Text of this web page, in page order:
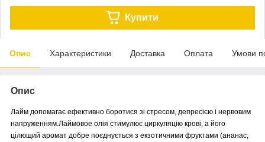
Купити
Опис Характеристики Доставка Оплата Умови
Опис
Лайм допомагає ефективно боротися зі стресом, депресією і нервовим
напруженням.Лаймовое олія стимулює циркуляцію крові, а його
цілющий аромат добре поєднується з екзотичними фруктами (ананас,